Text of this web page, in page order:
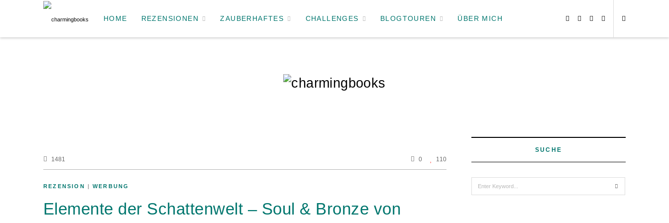
HOME REZENSIONEN ZAUBERHAFTES CHALLENGES BLOGTOUREN ÜBER MICH
1481 0 110
REZENSION | WERBUNG
Elemente der Schattenwelt – Soul & Bronze von
SUCHE